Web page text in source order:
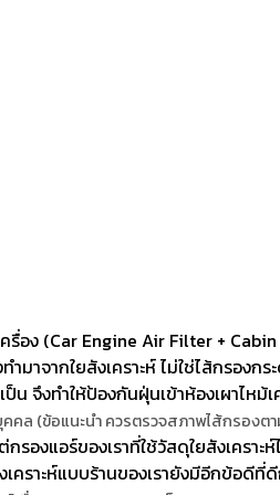
ง (Car Engine Air Filter +
จากใยสังเคราะห์ ไม่ใช่ไส้กรองก
น จึงทำให้ป้องกันฝุ่นเข้าห้องเผาไห
คล (ข้อแนะนำ ควรตรวจสภาพไส้กรองต
องแอร์ของเราที่ใช้วัสดุใยสังเคร
ราะห์แบบร้านของเรายังมีอีกข้อดี